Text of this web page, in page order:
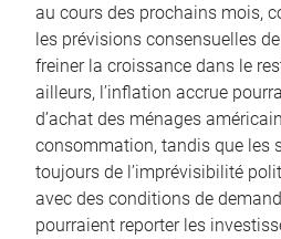
au cours des prochains mois,
les prévisions consensuelles
freiner la croissance dans le
ailleurs, l’inflation accrue
d’achat des ménages
consommation, tandis que les
toujours de l’imprévisibilité
avec des conditions de
pourraient reporter les